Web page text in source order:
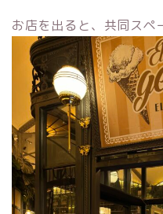
お店を出ると、共同スペ